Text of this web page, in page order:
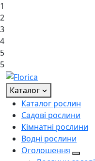
1
2
3
4
5
5
Каталог
Каталог рослин
Садові рослини
Кімнатні рослини
Водні рослини
Оголошення